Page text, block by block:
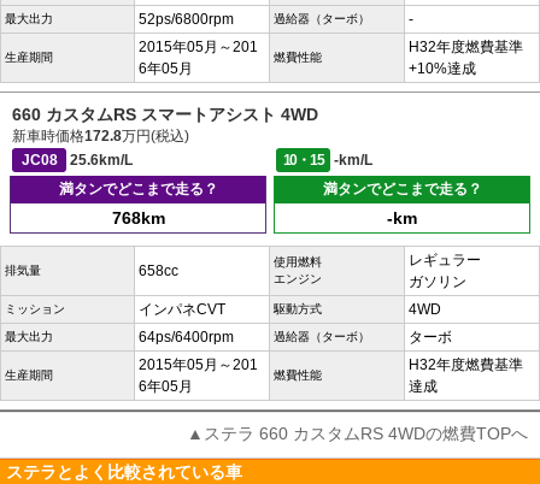
最大出力 52ps/6800rpm 過給器（ターボ） -
生産期間
2015年05月～201
6年05月
燃費性能
H32年度燃費基準
+10%達成
660 カスタムRS スマートアシスト 4WD
新車時価格172.8万円(税込)
JC08
25.6km/L 10・15
-km/L
満タンでどこまで走る？
768km
満タンでどこまで走る？
-km
排気量 658cc
使用燃料
エンジン
レギュラー
ガソリン
ミッション インパネCVT 駆動方式 4WD
最大出力 64ps/6400rpm 過給器（ターボ） ターボ
生産期間
2015年05月～201
6年05月
燃費性能
H32年度燃費基準
達成
▲ステラ 660 カスタムRS 4WDの燃費TOPへ
ステラとよく比較されている車